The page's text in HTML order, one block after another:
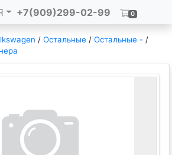
+7(909)299-02-99 0
/ Остальные / Остальные - /